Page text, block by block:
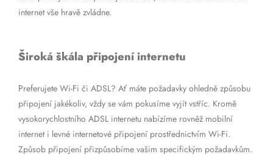
internet vše hravě zvládne.
Široká škála připojení internetu
Preferujete Wi-Fi či ADSL? Ať máte požadavky ohledně způsobu
připojení jakékoliv, vždy se vám pokusíme vyjít vstříc. Kromě
vysokorychlostního ADSL internetu nabízíme rovněž mobilní
internet i levné internetové připojení prostřednictvím Wi-Fi.
Způsob připojení přizpůsobíme vašim specifickým požadavkům.